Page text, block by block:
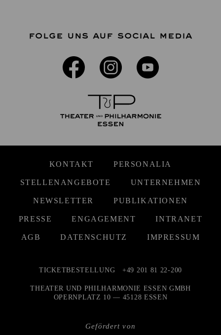
FOLGE UNS AUF SOCIAL MEDIA
KONTAKT PERSONALIA
STELLENANGEBOTE UNTERNEHMEN
NEWSLETTER PUBLIKATIONEN
PRESSE ENGAGEMENT INTRANET
AGB DATENSCHUTZ IMPRESSUM
Gefördert von
TICKETBESTELLUNG +49 201 81 22-200
THEATER UND PHILHARMONIE ESSEN GMBH
OPERNPLATZ 10 — 45128 ESSEN